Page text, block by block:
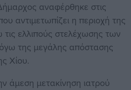
αναφέρθηκε στις
αντιμετωπίζει η περιοχή της
ελλιπούς στελέχωσης των
της μεγάλης απόστασης
Χίου.
άμεση μετακίνηση ιατρού